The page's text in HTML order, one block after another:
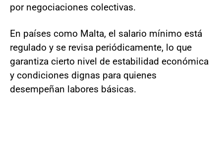
por negociaciones colectivas.
En países como Malta, el salario mínimo está
regulado y se revisa periódicamente, lo que
garantiza cierto nivel de estabilidad económica
y condiciones dignas para quienes
desempeñan labores básicas.